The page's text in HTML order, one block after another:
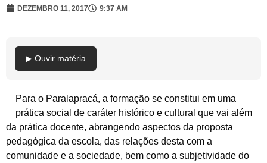
DEZEMBRO 11, 2017 9:37 AM
▶ Ouvir matéria
Para o Paralapracá, a formação se constitui em uma
prática social de caráter histórico e cultural que vai além
da prática docente, abrangendo aspectos da proposta
pedagógica da escola, das relações desta com a
comunidade e a sociedade, bem como a subjetividade do